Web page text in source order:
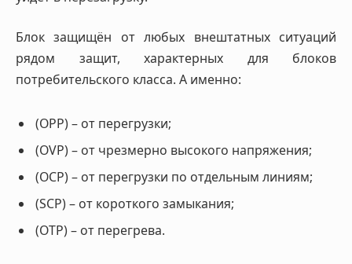
Блок защищён от любых внештатных ситуаций
рядом защит, характерных для блоков
потребительского класса. А именно:
(OPP) – от перегрузки;
(OVP) – от чрезмерно высокого напряжения;
(OCP) – от перегрузки по отдельным линиям;
(SCP) – от короткого замыкания;
(OTP) – от перегрева.